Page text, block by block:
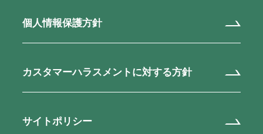
個人情報保護方針
カスタマーハラスメントに対する方針
サイトポリシー